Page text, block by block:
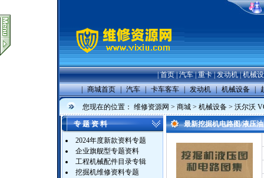
|首页|汽车|重卡|发动机|机械
| 商城首页 | 汽车 | 卡车客车 | 发动机 | 机械设备 |
您现在的位置： 维修资源网 > 商城 > 机械设备 > 沃尔沃
专 题 资 料
2024年度新款资料专题
企业旗舰型专题资料
工程机械配件目录专辑
挖掘机维修资料专题
最新挖掘机电路图/液压